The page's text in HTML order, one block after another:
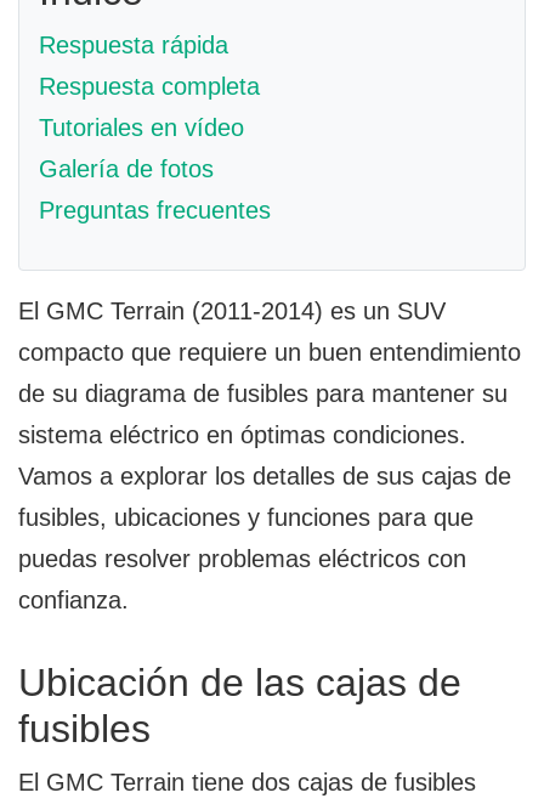
Respuesta rápida
Respuesta completa
Tutoriales en vídeo
Galería de fotos
Preguntas frecuentes
El GMC Terrain (2011-2014) es un SUV
compacto que requiere un buen entendimiento
de su diagrama de fusibles para mantener su
sistema eléctrico en óptimas condiciones.
Vamos a explorar los detalles de sus cajas de
fusibles, ubicaciones y funciones para que
puedas resolver problemas eléctricos con
confianza.
Ubicación de las cajas de
fusibles
El GMC Terrain tiene dos cajas de fusibles